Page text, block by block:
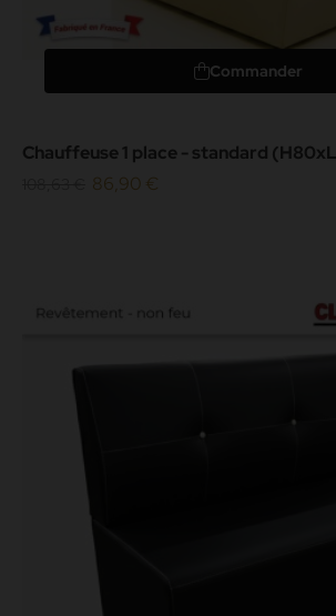
Commander
Chauffeuse 1 place - standard
simili cuir grainé...
86,90 €